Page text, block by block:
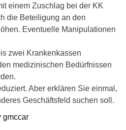
einem Zuschlag bei der KK
die Beteiligung an den
Eventuelle Manipulationen
zwei Krankenkassen
medizinischen Bedürfnissen
Aber erklären Sie einmal,
Geschäftsfeld suchen soll.
gmccar